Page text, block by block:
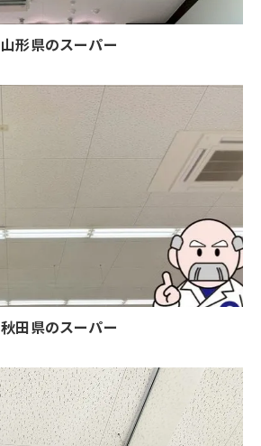
山形県のスーパー
秋田県のスーパー